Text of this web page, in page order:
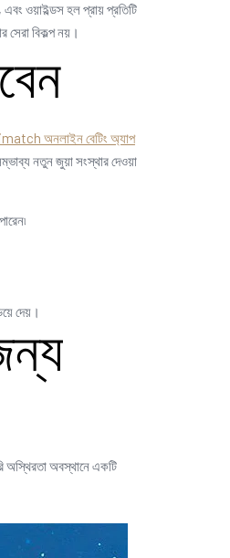
ওয়াইল্ডস হল প্রায় প্রতিটি
বিকল্প নয়।
অনলাইন বেটিং অ্যাপ
নতুন জুয়া সংস্থার দেওয়া
দেয়।
অস্থিরতা অবস্থানে একটি